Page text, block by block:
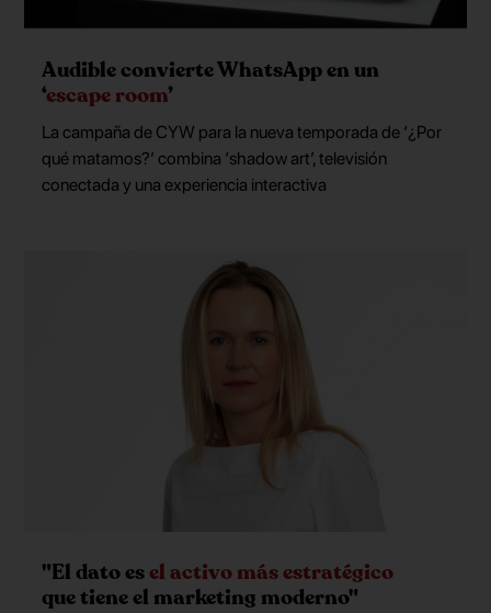
Audible convierte WhatsApp en un
‘escape room’
La campaña de CYW para la nueva temporada de ‘¿Por
qué matamos?’ combina ‘shadow art’, televisión
conectada y una experiencia interactiva
"El dato esel activo más estratégico
que tiene el marketing moderno"